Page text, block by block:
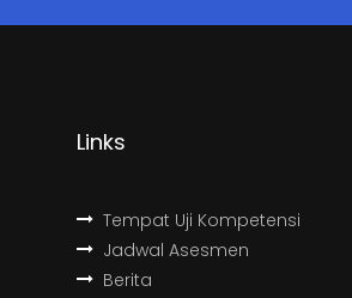
Links
Tempat Uji Kompetensi
Jadwal Asesmen
Berita